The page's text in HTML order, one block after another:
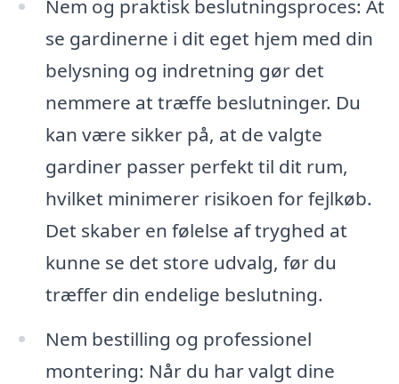
Nem og praktisk beslutningsproces: At
se gardinerne i dit eget hjem med din
belysning og indretning gør det
nemmere at træffe beslutninger. Du
kan være sikker på, at de valgte
gardiner passer perfekt til dit rum,
hvilket minimerer risikoen for fejlkøb.
Det skaber en følelse af tryghed at
kunne se det store udvalg, før du
træffer din endelige beslutning.
Nem bestilling og professionel
montering: Når du har valgt dine